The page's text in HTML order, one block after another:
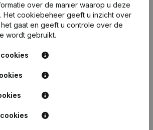
over de manier waarop u deze
Het cookiebeheer geeft u inzicht over
gaat en geeft u controle over de
wordt gebruikt.
Monitoring
Internationaal zoeken